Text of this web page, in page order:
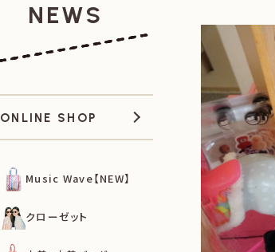
NEWS
ONLINE SHOP
Music Wave【NEW】
クローゼット